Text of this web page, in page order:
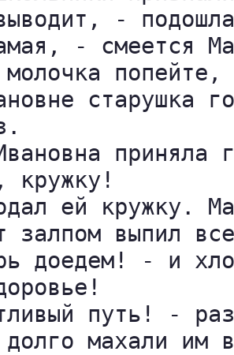
-
- смеется
старушка
приняла
кружку!
ей кружку.
залпом выпил
доедем! - и
путь! -
махали им